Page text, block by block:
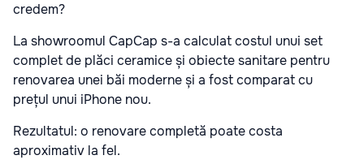
credem?
La showroomul CapCap s-a calculat costul unui set
complet de plăci ceramice și obiecte sanitare pentru
renovarea unei băi moderne și a fost comparat cu
prețul unui iPhone nou.
Rezultatul: o renovare completă poate costa
aproximativ la fel.